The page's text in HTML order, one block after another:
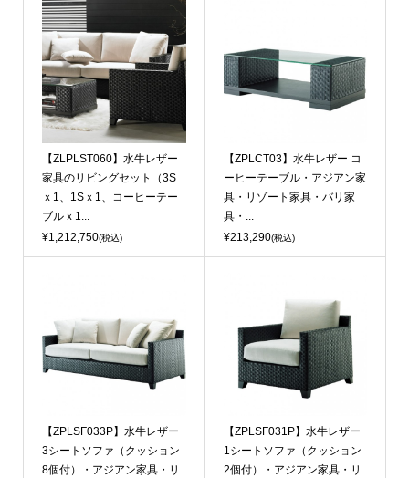
【ZLPLST060】水牛レザー
家具のリビングセット（3S
ｘ1、1Sｘ1、コーヒーテー
ブルｘ1...
¥1,212,750(税込)
【ZPLCT03】水牛レザー コ
ーヒーテーブル・アジアン家
具・リゾート家具・バリ家
具・...
¥213,290(税込)
【ZPLSF033P】水牛レザー
3シートソファ（クッション
8個付）・アジアン家具・リ
【ZPLSF031P】水牛レザー
1シートソファ（クッション
2個付）・アジアン家具・リ